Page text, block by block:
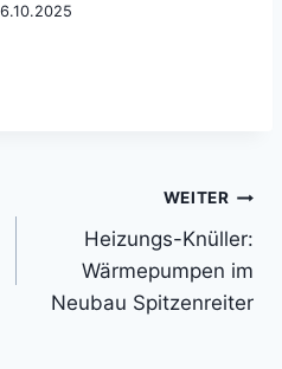
WEITER
Heizungs-Knüller:
Wärmepumpen im
Neubau Spitzenreiter